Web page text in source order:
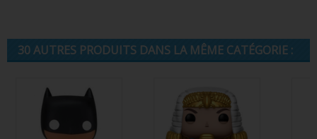
30 AUTRES PRODUITS DANS LA MÊME CATÉGORIE :